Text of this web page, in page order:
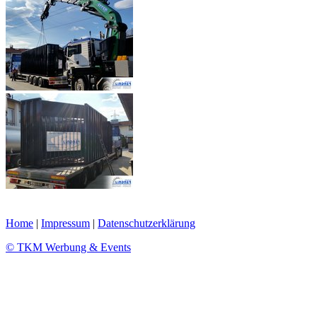
Home | Impressum | Datenschutzerklärung
© TKM Werbung & Events